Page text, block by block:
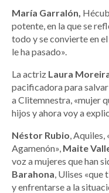
María Garralón,
potente, en la que se
todo y se convierte en
le ha pasado».
La actriz Laura
pacificadora para
a Clitemnestra, «mujer
hijos y ahora voy a
Néstor Rubio ,
Agamenón», Maite
voz a mujeres que han
Barahona , Ulises
y enfrentarse a la